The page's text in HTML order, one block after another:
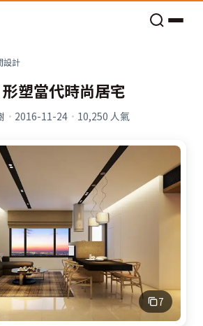
設計
塑當代時尚居宅
· 2016-11-24 · 10,250 人氣
7